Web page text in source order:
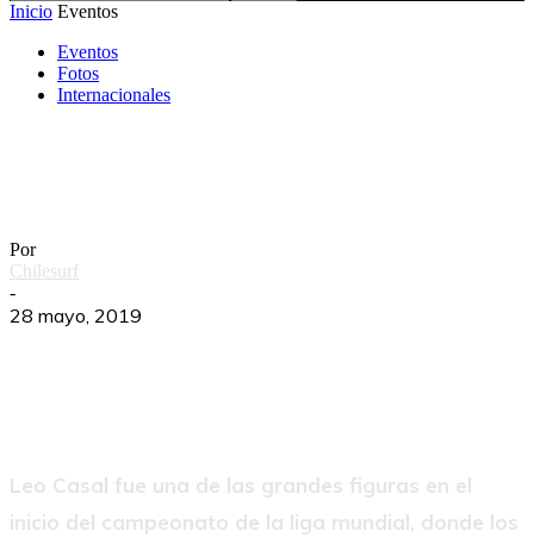
Inicio Eventos
Eventos
Fotos
Internacionales
Por
Chilesurf
-
28 mayo, 2019
Leo Casal fue una de las grandes figuras en el
inicio del campeonato de la liga mundial, donde los